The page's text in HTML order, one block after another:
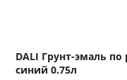
DALI Грунт-эмаль по
синий 0.75л